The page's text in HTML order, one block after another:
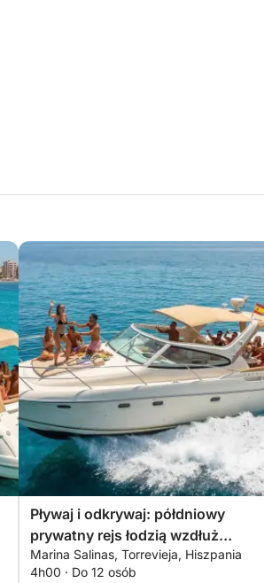
Pływaj i odkrywaj: półdniowy
prywatny rejs łodzią wzdłuż
południowego wybrzeża Costa
Blanca
Marina Salinas, Torrevieja, Hiszpania
4h00 · Do 12 osób